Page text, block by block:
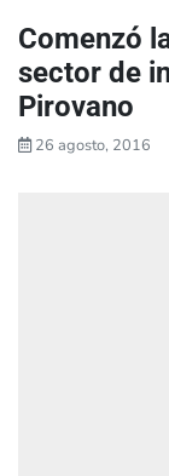
Comenzó
sector de
Pirovano
26 agosto, 2016